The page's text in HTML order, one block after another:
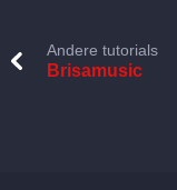
Andere tutorials
Brisamusic